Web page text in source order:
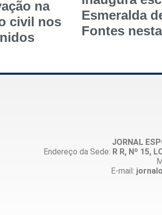
na
civil nos
Esmeralda
Fontes
JORNAL
Endereço da Sede: R R, Nº 15,
E-mail: